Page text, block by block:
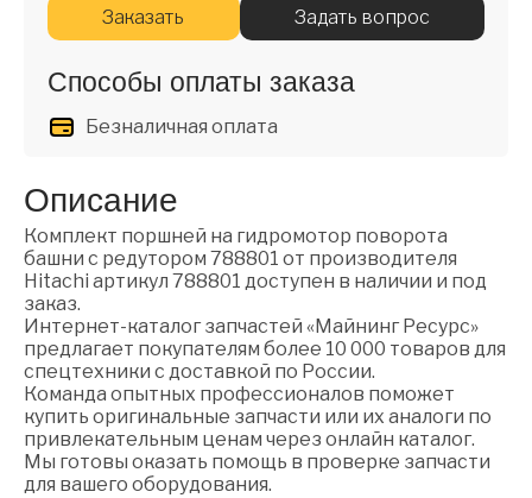
Заказать Задать вопрос
Способы оплаты заказа
Безналичная оплата
Описание
Комплект поршней на гидромотор поворота
башни с редутором 788801 от производителя
Hitachi артикул 788801 доступен в наличии и под
заказ.
Интернет-каталог запчастей «Майнинг Ресурс»
предлагает покупателям более 10 000 товаров для
спецтехники с доставкой по России.
Команда опытных профессионалов поможет
купить оригинальные запчасти или их аналоги по
привлекательным ценам через онлайн каталог.
Мы готовы оказать помощь в проверке запчасти
для вашего оборудования.